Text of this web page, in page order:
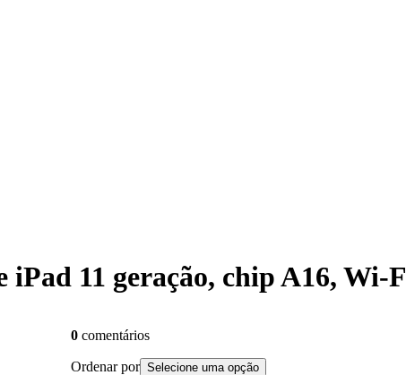
iPad 11 geração, chip A16, Wi-
0 comentários
Ordenar por Selecione uma opção